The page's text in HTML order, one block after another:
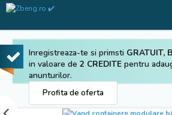
Inregistreaza-te si primsti GRATUIT,
in valoare de 2 CREDITE pentru
anunturilor.
Profita de oferta